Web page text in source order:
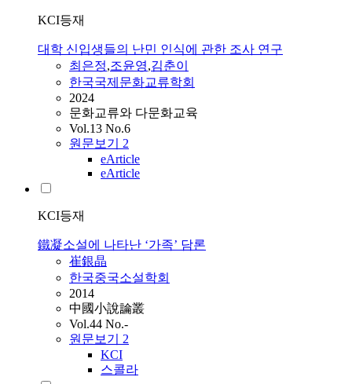
KCI등재
대학 신입생들의 난민 인식에 관한 조사 연구
최은정,조윤영,김춘이
한국국제문화교류학회
2024
문화교류와 다문화교육
Vol.13 No.6
원문보기 2
eArticle
eArticle
KCI등재
鐵凝소설에 나타난 ‘가족’ 담론
崔銀晶
한국중국소설학회
2014
中國小說論叢
Vol.44 No.-
원문보기 2
KCI
스콜라